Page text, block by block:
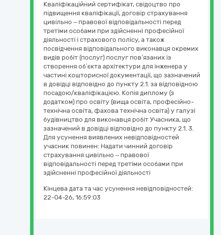
Кваліфікаційний сертифікат, свідоцтво про
підвищення кваліфікації, договір страхування
цивільно – правової відповідальності перед
третіми особами при здійсненні професійної
діяльності і страхового полісу, а також
посвідчення відповідального виконавця окремих
видів робіт (послуг) послуг пов’язаних із
створення об’єкта архітектури для інженера у
частині кошторисної документації, що зазначений
в довідці відповідно до пункту 2.1. за відповідною
посадою/кваліфікацією. Копія диплому (з
додатком) про освіту (вища освіта, професійно-
технічна освіта, фахова технічна освіта) у галузі
будівництво для виконавця робіт Учасника, що
зазначений в довідці відповідно до пункту 2.1. 3.
Для усунення виявлених невідповідностей
учасник повинен: Надати чинний договір
страхування цивільно – правової
відповідальності перед третіми особами при
здійсненні професійної діяльності
Кінцева дата та час усунення невідповідностей:
22-04-26, 16:59:03